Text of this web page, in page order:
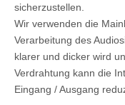
sicherzustellen.
Wir verwenden die
Verarbeitung des
klarer und dicker wird
Verdrahtung kann die
Eingang / Ausgang